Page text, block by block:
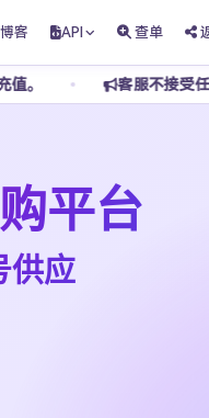
博客 API 查单
不接受任何私下转账，请勿
平台
应